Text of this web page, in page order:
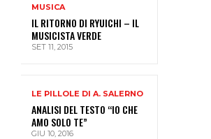
MUSICA
IL RITORNO DI RYUICHI – IL
MUSICISTA VERDE
SET 11, 2015
LE PILLOLE DI A. SALERNO
ANALISI DEL TESTO “IO CHE
AMO SOLO TE”
GIU 10, 2016